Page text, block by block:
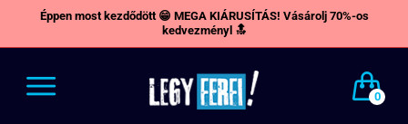
Éppen most kezdődött 😁 MEGA KIÁRUSÍTÁS! Vásárolj 70%-os
kedvezményl 🔝
0